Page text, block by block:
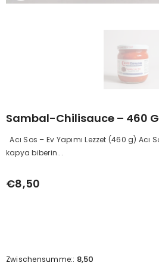
Sambal-Chilisauce – 460 G
Acı Sos – Ev Yapımı Lezzet (460 g) Acı
kapya biberin...
€8,50
Zwischensumme:: 8,50